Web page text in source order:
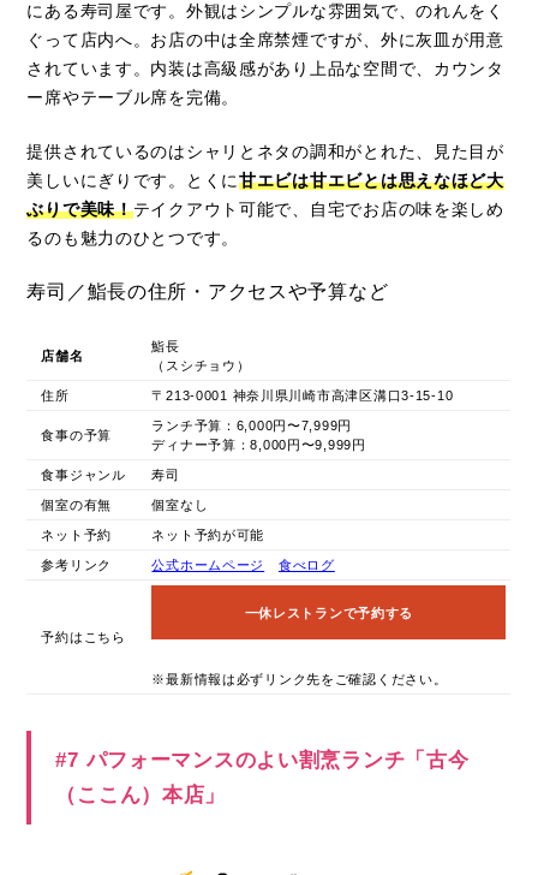
にある寿司屋です。外観はシンプルな雰囲気で、のれんをく
ぐって店内へ。お店の中は全席禁煙ですが、外に灰皿が用意
されています。内装は高級感があり上品な空間で、カウンタ
ー席やテーブル席を完備。
提供されているのはシャリとネタの調和がとれた、見た目が
美しいにぎりです。とくに甘エビは甘エビとは思えなほど大
ぶりで美味！テイクアウト可能で、自宅でお店の味を楽しめ
るのも魅力のひとつです。
寿司／鮨長の住所・アクセスや予算など
店舗名
鮨長
（スシチョウ）
住所 〒213-0001 神奈川県川崎市高津区溝口3-15-10
食事の予算
ランチ予算：6,000円〜7,999円
ディナー予算：8,000円〜9,999円
食事ジャンル 寿司
個室の有無 個室なし
ネット予約 ネット予約が可能
参考リンク 公式ホームページ 食べログ
予約はこちら
一休レストランで予約する
※最新情報は必ずリンク先をご確認ください。
#7 パフォーマンスのよい割烹ランチ「古今
（ここん）本店」